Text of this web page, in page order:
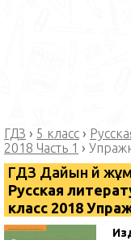
ГДЗ › 5 класс ›
2018 Часть 1 ›
ГДЗ Дайын үй
Русская
класс 2018